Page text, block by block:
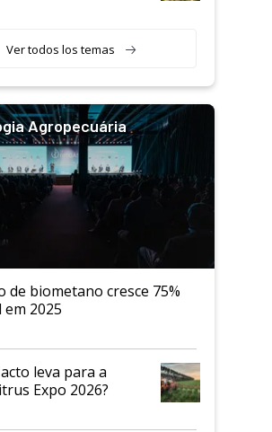
Ver todos los temas
Agropecuária
de biometano cresce 75%
2025
leva para a
Expo 2026?